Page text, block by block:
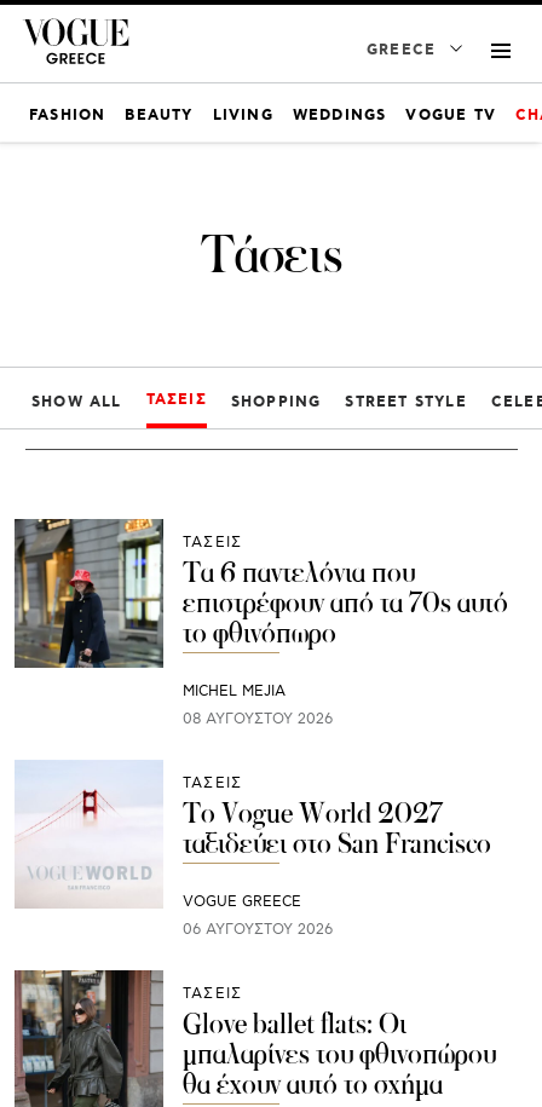
GREECE
FASHION BEAUTY LIVING WEDDINGS VOGUE TV
Τάσεις
SHOW ALL ΤΆΣΕΙΣ SHOPPING STREET STYLE
ΤΑΣΕΙΣ
Τα 6 παντελόνια που
επιστρέφουν από τα 70s αυτό
το φθινόπωρο
MICHEL MEJIA
08 ΑΥΓΟΎΣΤΟΥ 2026
ΤΑΣΕΙΣ
Το Vogue World 2027
ταξιδεύει στο San Francisco
VOGUE GREECE
06 ΑΥΓΟΎΣΤΟΥ 2026
ΤΑΣΕΙΣ
Glove ballet flats: Οι
μπαλαρίνες του φθινοπώρου
θα έχουν αυτό το σχήμα